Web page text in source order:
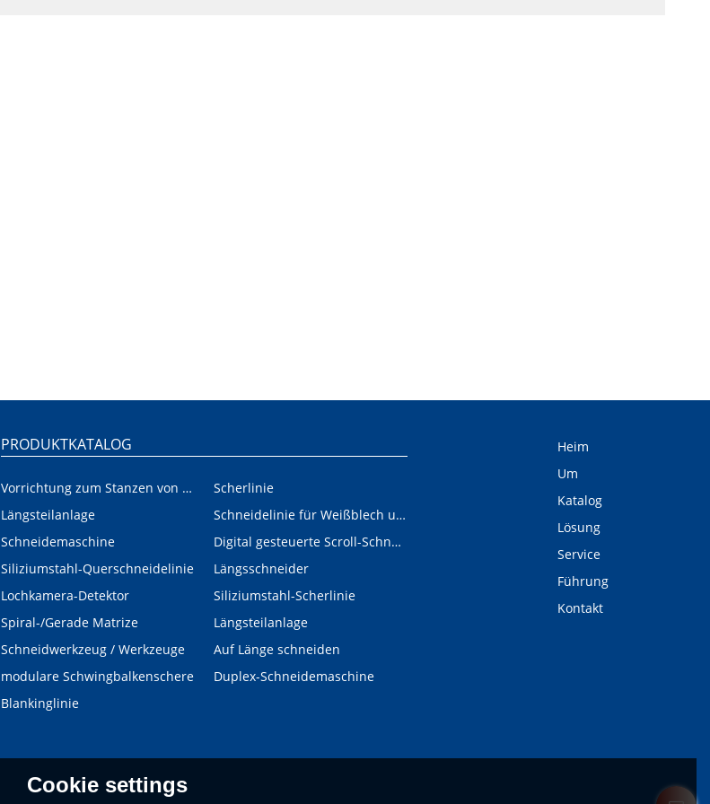
PRODUKTKATALOG
Vorrichtung zum Stanzen von Innen-/Außenplatinen im Automobilbereich
Scherlinie
Längsteilanlage
Schneidelinie für Weißblech und Aluminiumschnecken
Schneidemaschine
Digital gesteuerte Scroll-Schneidelinie
Siliziumstahl-Querschneidelinie
Längsschneider
Lochkamera-Detektor
Siliziumstahl-Scherlinie
Spiral-/Gerade Matrize
Längsteilanlage
Schneidwerkzeug / Werkzeuge
Auf Länge schneiden
modulare Schwingbalkenschere
Duplex-Schneidemaschine
Blankinglinie
Heim
Um
Katalog
Lösung
Service
Führung
Kontakt
Cookie settings